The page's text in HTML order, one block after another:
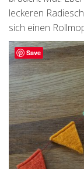
leckeren
sich einen
Save